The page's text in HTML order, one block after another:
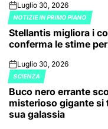
onLuglio 30, 2026
POSTED
IN
NOTIZIE IN PRIMO PIANO
Stellantis migliora i
conferma le stime
onLuglio 30, 2026
POSTED
IN
SCIENZA
Buco nero errante
misterioso gigante si
sua galassia